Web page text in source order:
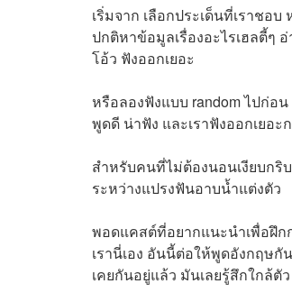
เริ่มจาก เลือกประเด็นที่เราชอ
ปกติหาข้อมูลเรื่องอะไรเฮลตี้ๆ
โอ้ว ฟังออกเยอะ
หรือลองฟังแบบ random ไปก่อ
พูดดี น่าฟัง และเราฟังออกเยอ
สำหรับคนที่ไม่ต้องนอนเงียบกริ
ระหว่างแปรงฟันอาบน้ำแต่งตัว
พอดแคสต์ที่อยากแนะนำเพื่อฝึ
เรานี่เอง อันนี้ต่อให้พูดอังกฤษกั
เคยกันอยู่แล้ว มันเลยรู้สึกใกล้ตั